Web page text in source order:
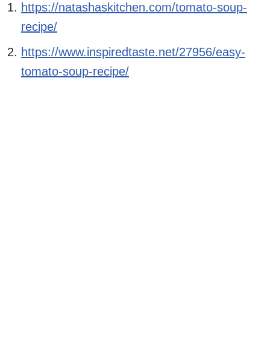
https://natashaskitchen.com/tomato-soup-
recipe/
https://www.inspiredtaste.net/27956/easy-
tomato-soup-recipe/